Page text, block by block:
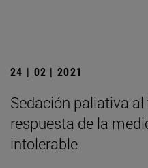
24 | 02 | 2021
Sedación paliativa
respuesta de la
intolerable